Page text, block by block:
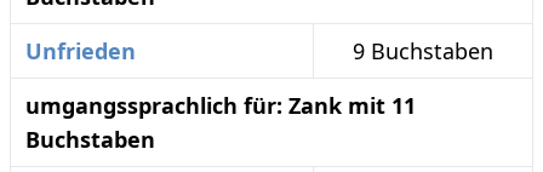
Unfrieden
9 Buchstaben
umgangssprachlich für: Zank mit 11
Buchstaben